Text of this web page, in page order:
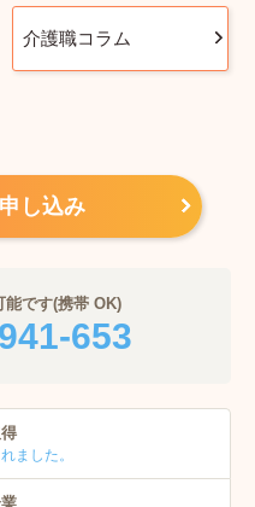
介護職コラム
し込み
能です(携帯 OK)
653
ました。